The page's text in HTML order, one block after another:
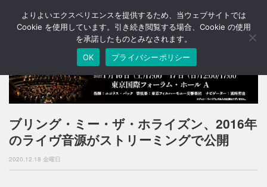
T
o
a
v
g
o
ブリング・ミー・ザ・ホライズン、2016年
のライヴ音源がストリーミングで公開
2020.12.18 金曜日
よりよいエクスペリエンスを提供するため、当ウェブサイトでは
Cookie を使用しています。引き続き閲覧する場合、Cookie の使用
を承諾したものとみなされます。
OK
プライバシーポリシー